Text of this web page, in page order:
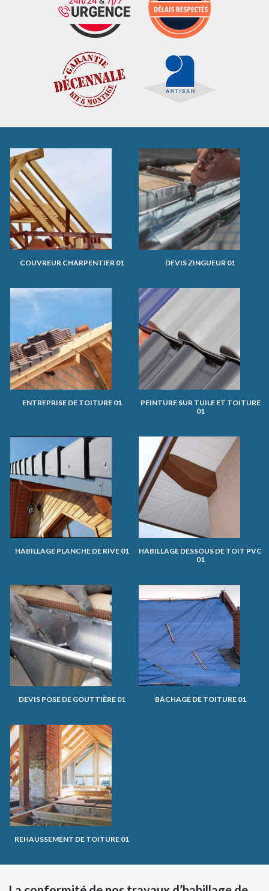
COUVREUR CHARPENTIER 01 DEVIS ZINGUEUR 01
ENTREPRISE DE TOITURE 01
PEINTURE SUR TUILE ET TOITURE
01
HABILLAGE PLANCHE DE RIVE 01
HABILLAGE DESSOUS DE TOIT PVC
01
DEVIS POSE DE GOUTTIÈRE 01 BÂCHAGE DE TOITURE 01
REHAUSSEMENT DE TOITURE 01